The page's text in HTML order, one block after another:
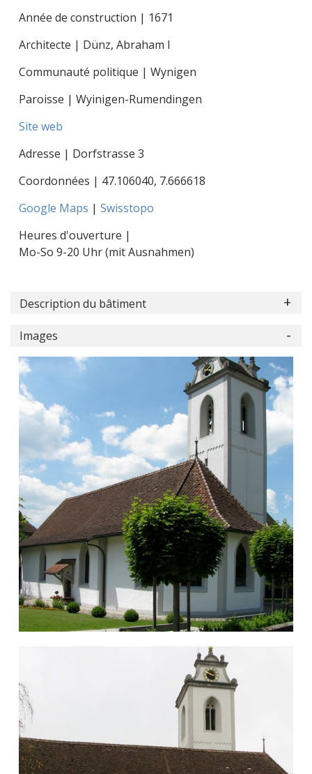
Année de construction | 1671
Architecte | Dünz, Abraham I
Communauté politique | Wynigen
Paroisse | Wyinigen-Rumendingen
Site web
Adresse | Dorfstrasse 3
Coordonnées | 47.106040, 7.666618
Google Maps | Swisstopo
Heures d'ouverture |
Mo-So 9-20 Uhr (mit Ausnahmen)
Description du bâtiment
Images